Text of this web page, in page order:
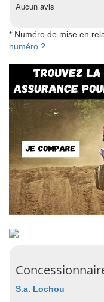
Aucun avis
* Numéro de mise en
numéro ?
S.a. Lochou